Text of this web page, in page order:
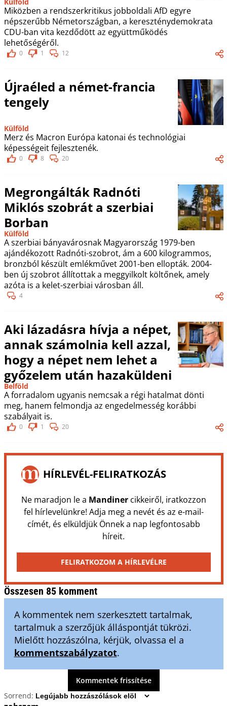
Miközben a rendszerkritikus jobboldali AfD egyre
népszerűbb Németországban, a kereszténydemokrata
CDU-ban vita kezdődött az együttműködés
lehetőségéről.
0 1 12
Újraéled a német-francia
tengely
Külföld
Merz és Macron Európa katonai és technológiai
képességeit fejlesztenék.
0 8 20
Megrongálták Radnóti
Miklós szobrát a szerbiai
Borban
Külföld
A szerbiai bányavárosnak Magyarország 1979-ben
ajándékozott Radnóti-szobrot, ám a 600 kilogrammos,
bronzból készült emlékművet 2001-ben ellopták. 2004-
ben új szobrot állítottak a meggyilkolt költőnek, amely
azóta is a kelet-szerbiai városban áll.
4
Aki lázadásra hívja a népet,
annak számolnia kell azzal,
hogy a népet nem lehet a
győzelem után hazaküldeni
Belföld
A forradalom ugyanis nemcsak a régi hatalmat dönti
meg, hanem felmondja az engedelmesség korábbi
szabályait is.
0 1 20
HÍRLEVÉL-FELIRATKOZÁS
Ne maradjon le a Mandinercikkeiről, iratkozzon
fel hírlevelünkre! Adja meg a nevét és az e-mail-
címét, és elküldjük Önnek a nap legfontosabb
híreit.
FELIRATKOZOM A HÍRLEVÉLRE
Összesen 85 komment
A kommentek nem szerkesztett tartalmak,
tartalmuk a szerzőjük álláspontját tükrözi.
Mielőtt hozzászólna, kérjük, olvassa el a
kommentszabályzatot.
Kommentek frissítése
Sorrend: